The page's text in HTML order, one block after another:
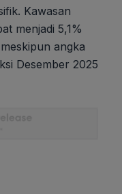
Kawasan
menjadi 5,1%
angka
Desember 2025